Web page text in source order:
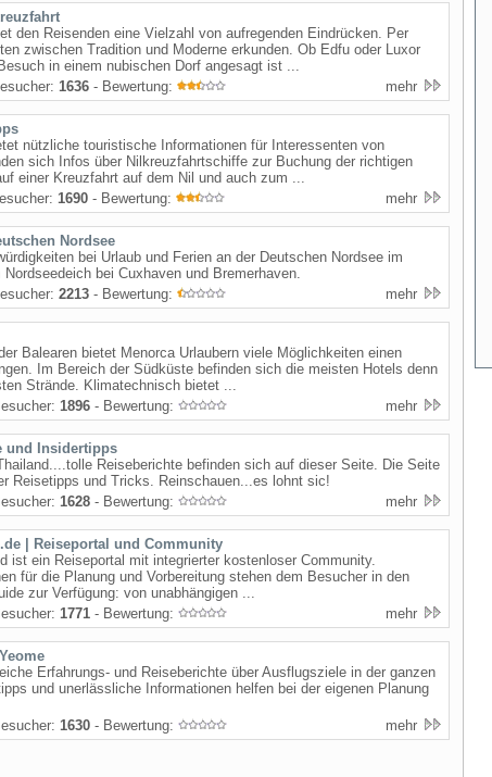
den Reisenden eine Vielzahl von aufregenden Eindrücken. Per
zwischen Tradition und Moderne erkunden. Ob Edfu oder Luxor
in einem nubischen Dorf angesagt ist ...
1636 - Bewertung: mehr
nützliche touristische Informationen für Interessenten von
sich Infos über Nilkreuzfahrtschiffe zur Buchung der richtigen
einer Kreuzfahrt auf dem Nil und auch zum ...
1690 - Bewertung: mehr
Nordsee
bei Urlaub und Ferien an der Deutschen Nordsee im
Nordseedeich bei Cuxhaven und Bremerhaven.
2213 - Bewertung: mehr
Balearen bietet Menorca Urlaubern viele Möglichkeiten einen
Im Bereich der Südküste befinden sich die meisten Hotels denn
Strände. Klimatechnisch bietet ...
1896 - Bewertung: mehr
und Insidertipps
Reiseberichte befinden sich auf dieser Seite. Die Seite
Reisetipps und Tricks. Reinschauen...es lohnt sic!
1628 - Bewertung: mehr
| Reiseportal und Community
ist ein Reiseportal mit integrierter kostenloser Community.
für die Planung und Vorbereitung stehen dem Besucher in den
zur Verfügung: von unabhängigen ...
1771 - Bewertung: mehr
Erfahrungs- und Reiseberichte über Ausflugsziele in der ganzen
und unerlässliche Informationen helfen bei der eigenen Planung
1630 - Bewertung: mehr